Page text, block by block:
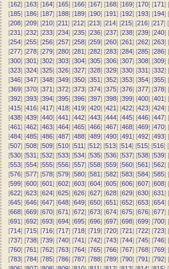
[162] [163] [164] [165] [166] [167] [168] [169] [170] [171] [
[185] [186] [187] [188] [189] [190] [191] [192] [193] [194] [
[208] [209] [210] [211] [212] [213] [214] [215] [216] [217] [
[231] [232] [233] [234] [235] [236] [237] [238] [239] [240] [
[254] [255] [256] [257] [258] [259] [260] [261] [262] [263] [
[277] [278] [279] [280] [281] [282] [283] [284] [285] [286] [
[300] [301] [302] [303] [304] [305] [306] [307] [308] [309] [
[323] [324] [325] [326] [327] [328] [329] [330] [331] [332] [
[346] [347] [348] [349] [350] [351] [352] [353] [354] [355] [
[369] [370] [371] [372] [373] [374] [375] [376] [377] [378] [
[392] [393] [394] [395] [396] [397] [398] [399] [400] [401] [
[415] [416] [417] [418] [419] [420] [421] [422] [423] [424] [
[438] [439] [440] [441] [442] [443] [444] [445] [446] [447] [
[461] [462] [463] [464] [465] [466] [467] [468] [469] [470] [
[484] [485] [486] [487] [488] [489] [490] [491] [492] [493] [
[507] [508] [509] [510] [511] [512] [513] [514] [515] [516] [
[530] [531] [532] [533] [534] [535] [536] [537] [538] [539] [
[553] [554] [555] [556] [557] [558] [559] [560] [561] [562] [
[576] [577] [578] [579] [580] [581] [582] [583] [584] [585] [
[599] [600] [601] [602] [603] [604] [605] [606] [607] [608] [
[622] [623] [624] [625] [626] [627] [628] [629] [630] [631] [
[645] [646] [647] [648] [649] [650] [651] [652] [653] [654] [
[668] [669] [670] [671] [672] [673] [674] [675] [676] [677] [
[691] [692] [693] [694] [695] [696] [697] [698] [699] [700] [
[714] [715] [716] [717] [718] [719] [720] [721] [722] [723] [
[737] [738] [739] [740] [741] [742] [743] [744] [745] [746] [
[760] [761] [762] [763] [764] [765] [766] [767] [768] [769] [
[783] [784] [785] [786] [787] [788] [789] [790] [791] [792] [